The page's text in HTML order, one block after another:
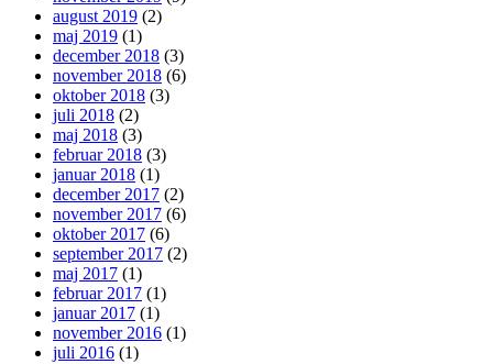
august 2019 (2)
maj 2019 (1)
december 2018 (3)
november 2018 (6)
oktober 2018 (3)
juli 2018 (2)
maj 2018 (3)
februar 2018 (3)
januar 2018 (1)
december 2017 (2)
november 2017 (6)
oktober 2017 (6)
september 2017 (2)
maj 2017 (1)
februar 2017 (1)
januar 2017 (1)
november 2016 (1)
juli 2016 (1)